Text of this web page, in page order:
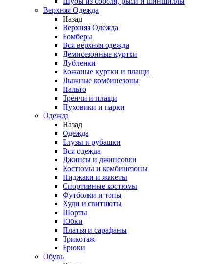
Верхняя Одежда
Назад
Верхняя Одежда
Бомберы
Вся верхняя одежда
Демисезонные куртки
Дубленки
Кожаные куртки и плащи
Лыжные комбинезоны
Пальто
Тренчи и плащи
Пуховики и парки
Одежда
Назад
Одежда
Блузы и рубашки
Вся одежда
Джинсы и джинсовки
Костюмы и комбинезоны
Пиджаки и жакеты
Спортивные костюмы
Футболки и топы
Худи и свитшоты
Шорты
Юбки
Платья и сарафаны
Трикотаж
Брюки
Обувь